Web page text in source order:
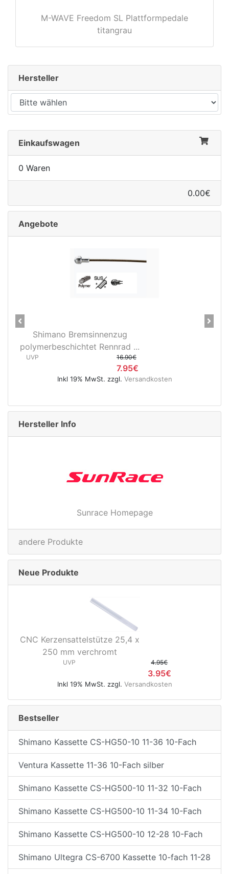
M-WAVE Freedom SL Plattformpedale
titangrau
Hersteller
Einkaufswagen
0 Waren
0.00€
Angebote
Rennrad ...
Versandkosten
Previous Next
Hersteller Info
Sunrace Homepage
andere Produkte
Neue Produkte
CNC Kerzensattelstütze 25,4 x
250 mm verchromt
UVP 4.95€
3.95€
Inkl 19% MwSt. zzgl. Versandkosten
Bestseller
Shimano Kassette CS-HG50-10 11-36 10-Fach
Ventura Kassette 11-36 10-Fach silber
Shimano Kassette CS-HG500-10 11-32 10-Fach
Shimano Kassette CS-HG500-10 11-34 10-Fach
Shimano Kassette CS-HG500-10 12-28 10-Fach
Shimano Ultegra CS-6700 Kassette 10-fach 11-28